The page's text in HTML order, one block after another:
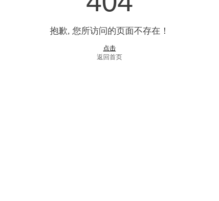
抱歉, 您所访问的页面不存在！
点击
返回首页